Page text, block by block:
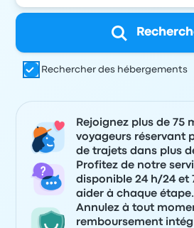
Rechercher des hébergements
Rejoignez plus de 75
voyageurs réservant
de trajets dans plus
Profitez de notre
disponible 24 h/24 et
aider à chaque étape.
Annulez à tout
remboursement